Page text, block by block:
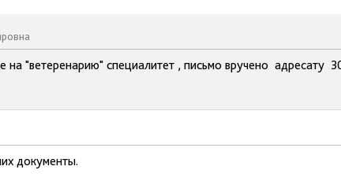
на "ветеренарию" специалитет , письмо вручено адресату
документы.